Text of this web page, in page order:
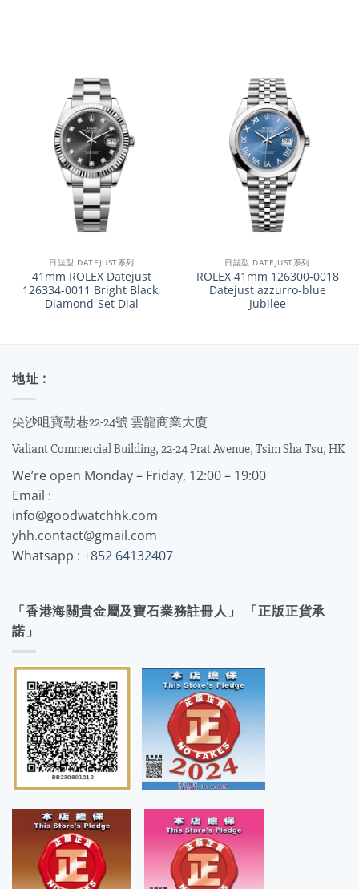
日誌型 DATEJUST系列
41mm ROLEX Datejust
126334-0011 Bright Black,
Diamond-Set Dial
日誌型 DATEJUST系列
ROLEX 41mm 126300-0018
Datejust azzurro-blue
Jubilee
地址 :
尖沙咀寶勒巷22-24號 雲龍商業大廈
Valiant Commercial Building, 22-24 Prat Avenue, Tsim Sha Tsu, HK
We’re open Monday – Friday, 12:00 – 19:00
Email :
info@goodwatchhk.com
yhh.contact@gmail.com
Whatsapp : +852 64132407
「香港海關貴金屬及寶石業務註冊人」 「正版正貨承
諾」